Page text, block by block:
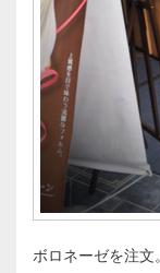
ボロネーゼを注文